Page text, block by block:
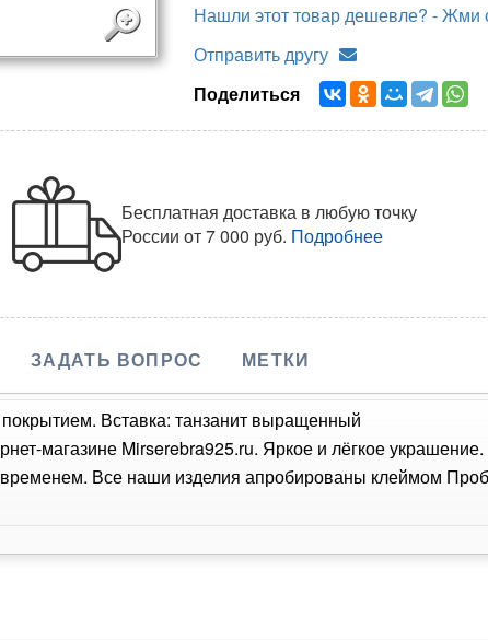
Нашли этот товар дешевле? - Жми
Отправить другу
Поделиться
Бесплатная доставка в любую точку
Россииот 7 000 руб. Подробнее
ЗАДАТЬ ВОПРОС МЕТКИ
Вставка: танзанит выращенный
магазине Mirserebra925.ru. Яркое и лёгкое
Все наши изделия апробированы клеймом